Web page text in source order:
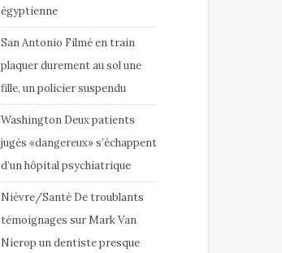
égyptienne
San Antonio Filmé en train
plaquer durement au sol une
fille, un policier suspendu
Washington Deux patients
jugés «dangereux» s’échappent
d’un hôpital psychiatrique
Nièvre/Santé De troublants
témoignages sur Mark Van
Nierop un dentiste presque